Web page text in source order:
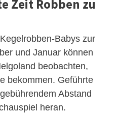
Zeit Robben zu
Babys zur
und Januar können
beobachten,
bekommen. Geführte
Abstand
heran.